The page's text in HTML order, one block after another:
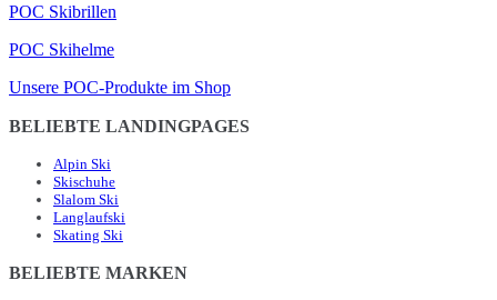
POC Skibrillen
POC Skihelme
Unsere POC-Produkte im Shop
BELIEBTE LANDINGPAGES
Alpin Ski
Skischuhe
Slalom Ski
Langlaufski
Skating Ski
BELIEBTE MARKEN